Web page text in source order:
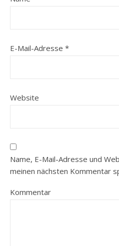
E-Mail-Adresse *
Website
Name, E-Mail-Adresse und
meinen nächsten Kommentar
Kommentar